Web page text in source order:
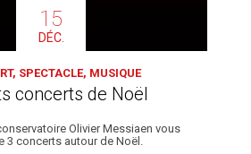
15
DÉC.
SPECTACLE, MUSIQUE
concerts de Noël
Olivier Messiaen vous
3 concerts autour de Noël.